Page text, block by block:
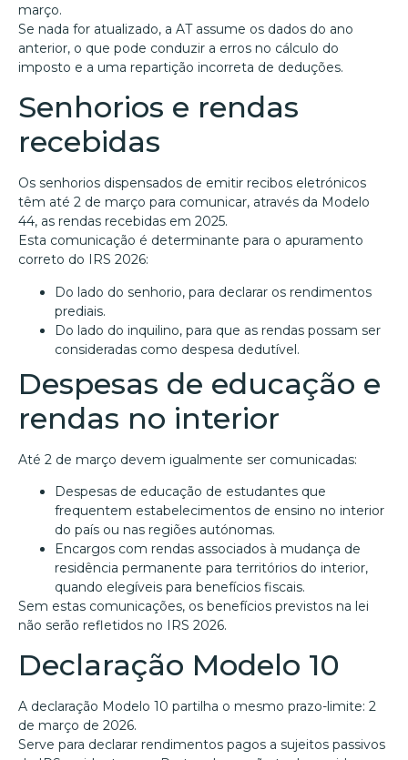
março.
Se nada for atualizado, a AT assume os dados do ano
anterior, o que pode conduzir a erros no cálculo do
imposto e a uma repartição incorreta de deduções.
Senhorios e rendas
recebidas
Os senhorios dispensados de emitir recibos eletrónicos
têm até 2 de março para comunicar, através da Modelo
44, as rendas recebidas em 2025.
Esta comunicação é determinante para o apuramento
correto do IRS 2026:
Do lado do senhorio, para declarar os rendimentos
prediais.
Do lado do inquilino, para que as rendas possam ser
consideradas como despesa dedutível.
Despesas de educação e
rendas no interior
Até 2 de março devem igualmente ser comunicadas:
Despesas de educação de estudantes que
frequentem estabelecimentos de ensino no interior
do país ou nas regiões autónomas.
Encargos com rendas associados à mudança de
residência permanente para territórios do interior,
quando elegíveis para benefícios fiscais.
Sem estas comunicações, os benefícios previstos na lei
não serão refletidos no IRS 2026.
Declaração Modelo 10
A declaração Modelo 10 partilha o mesmo prazo-limite: 2
de março de 2026.
Serve para declarar rendimentos pagos a sujeitos passivos